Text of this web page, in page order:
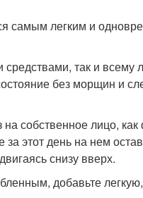
самым легким и
так и всему
без морщин и
собственное лицо,
этот день на нем
снизу вверх.
добавьте